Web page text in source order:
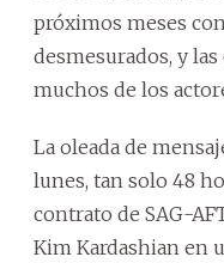
próximos meses
desmesurados, y
muchos de los
La oleada de
lunes, tan solo 48
contrato de SAG-
Kim Kardashian en